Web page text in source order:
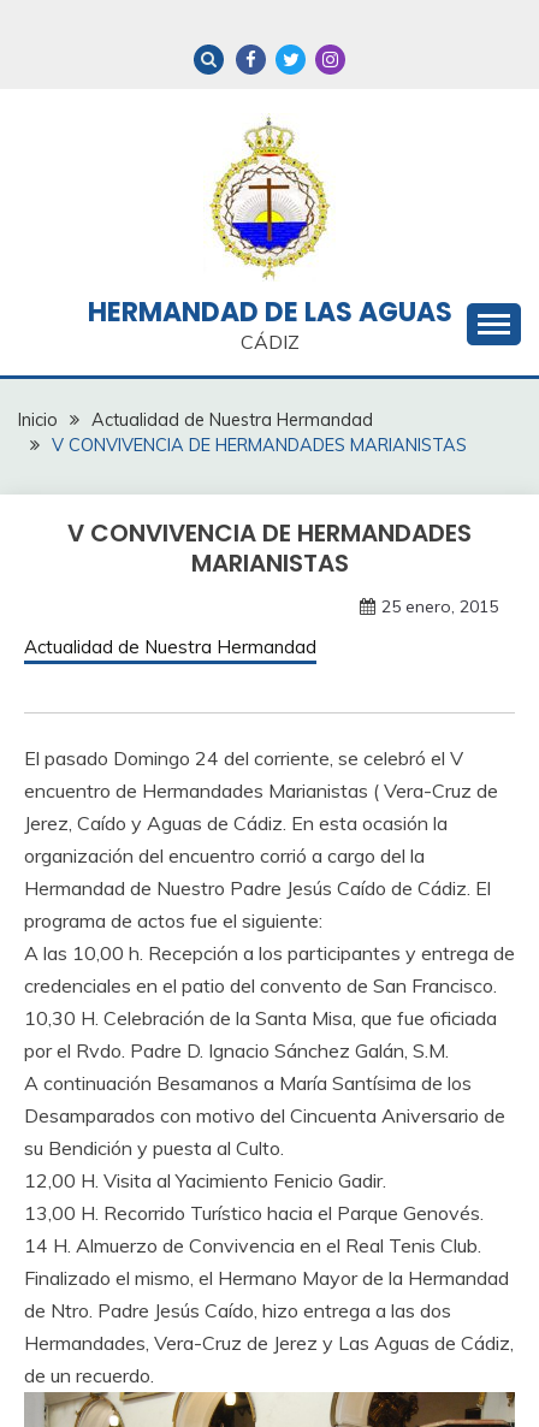
HERMANDAD DE LAS AGUAS
CÁDIZ
Inicio
Actualidad de Nuestra Hermandad
V CONVIVENCIA DE HERMANDADES MARIANISTAS
V CONVIVENCIA DE HERMANDADES
MARIANISTAS
25 enero, 2015
Actualidad de Nuestra Hermandad
El pasado Domingo 24 del corriente, se celebró el V
encuentro de Hermandades Marianistas ( Vera-Cruz de
Jerez, Caído y Aguas de Cádiz. En esta ocasión la
organización del encuentro corrió a cargo del la
Hermandad de Nuestro Padre Jesús Caído de Cádiz. El
programa de actos fue el siguiente:
A las 10,00 h. Recepción a los participantes y entrega de
credenciales en el patio del convento de San Francisco.
10,30 H. Celebración de la Santa Misa, que fue oficiada
por el Rvdo. Padre D. Ignacio Sánchez Galán, S.M.
A continuación Besamanos a María Santísima de los
Desamparados con motivo del Cincuenta Aniversario de
su Bendición y puesta al Culto.
12,00 H. Visita al Yacimiento Fenicio Gadir.
13,00 H. Recorrido Turístico hacia el Parque Genovés.
14 H. Almuerzo de Convivencia en el Real Tenis Club.
Finalizado el mismo, el Hermano Mayor de la Hermandad
de Ntro. Padre Jesús Caído, hizo entrega a las dos
Hermandades, Vera-Cruz de Jerez y Las Aguas de Cádiz,
de un recuerdo.